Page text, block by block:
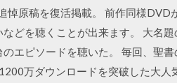
原稿を復活掲載。 前作同様DVD
どを聴くことが出来ます。 大名
エピソードを聴いた。 毎回、聖書
万ダウンロードを突破した大人